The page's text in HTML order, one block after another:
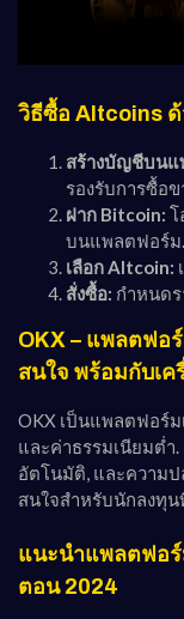
วิธีซื้อ Altcoins
สร้างบัญชีบนแ
รองรับการซื้อ
ฝาก Bitcoin: โ
บนแพลตฟอร์ม.
เลือก Altcoin:
สั่งซื้อ: กำหนด
OKX – แพลตฟอ
สนใจ พร้อมกับเ
OKX เป็นแพลตฟอร์
และค่าธรรมเนียมต่ำ
อัตโนมัติ, และความป
สนใจสำหรับนักลงทุ
แนะนำแพลตฟอ
ตอน 2024